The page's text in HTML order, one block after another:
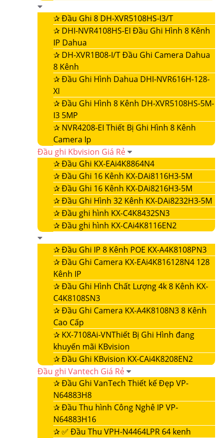
✰Đầu Ghi 8 DH-XVR5108HS-I3/T
✰ DHI-NVR4108HS-EI Đầu Ghi Hình 8 Kênh
IP Dahua
✰ DH-XVR1B08-I/T Đầu Ghi Camera Dahua
8 Kênh
✰Đầu Ghi Hình Dahua DHI-NVR616H-128-
XI
✰Đầu Ghi Hình 8 Kênh DH-XVR5108HS-5M-
I3 5MP
✰ NVR4208-EI Thiết Bị Ghi Hình 8 Kênh
Camera Ip
Đầu ghi Kbvision Giá Rẻ
✰Đầu Ghi KX-EAi4K8864N4
✰Đầu Ghi 16 Kênh KX-DAi8116H3-5M
✰Đầu Ghi 16 Kênh KX-DAi8216H3-5M
✰Đầu Ghi Hình 32 Kênh KX-DAi8232H3-5M
✰Đầu ghi hình KX-C4K8432SN3
✰Đầu ghi hình KX-CAi4K8116EN2
✰Đầu Ghi IP 8 Kênh POE KX-A4K8108PN3
✰Đầu Ghi Camera KX-EAi4K816128N4 128
Kênh IP
✰Đầu Ghi Hình Chất Lượng 4k 8 Kênh KX-
C4K8108SN3
✰Đầu Ghi Camera KX-A4K8108N3 8 Kênh
Cao Cấp
✰ KX-7108Ai-VNThiết Bị Ghi Hình đang
khuyến mãi KBvision
✰Đầu Ghi KBvision KX-CAi4K8208EN2
Đầu ghi Vantech Giá Rẻ
✰Đầu Ghi VanTech Thiết kế Đẹp VP-
N64883H8
✰Đầu Thu hình Công Nghê IP VP-
N64883H16
✰✅ Đầu Thu VPH-N4464LPR 64 kenh